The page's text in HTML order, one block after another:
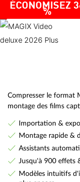
ÉCONOMISEZ
%
Compresser le format
montage des films
Importation &
Montage rapide &
Assistants
Jusqu'à 900 effets
Modèles intuitifs